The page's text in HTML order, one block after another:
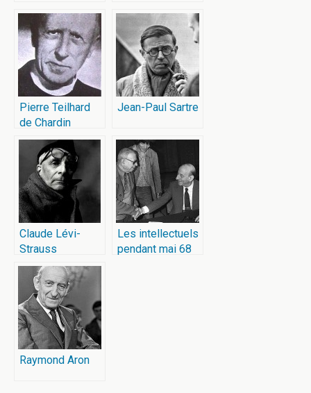
Pierre Teilhard
de Chardin
Jean-Paul Sartre
Claude Lévi-
Strauss
Les intellectuels
pendant mai 68
Raymond Aron